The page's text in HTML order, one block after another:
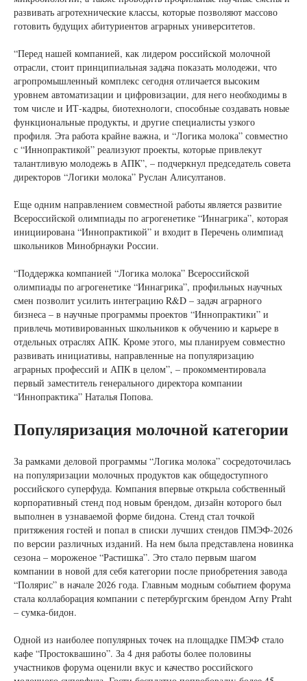
развивать агротехнические классы, которые позволяют массово
готовить будущих абитуриентов аграрных университетов.
“Перед нашей компанией, как лидером российской молочной
отрасли, стоит принципиальная задача показать молодежи, что
агропромышленный комплекс сегодня отличается высоким
уровнем автоматизации и цифровизации, для него необходимы в
том числе и ИТ-кадры, биотехнологи, способные создавать новые
функциональные продукты, и другие специалисты узкого
профиля. Эта работа крайне важна, и “Логика молока” совместно
с “Иннопрактикой” реализуют проекты, которые привлекут
талантливую молодежь в АПК”, – подчеркнул председатель совета
директоров “Логики молока” Руслан Алисултанов.
Еще одним направлением совместной работы является развитие
Всероссийской олимпиады по агрогенетике “Иннагрика”, которая
инициирована “Иннопрактикой” и входит в Перечень олимпиад
школьников Минобрнауки России.
“Поддержка компанией “Логика молока” Всероссийской
олимпиады по агрогенетике “Иннагрика”, профильных научных
смен позволит усилить интеграцию R&D – задач аграрного
бизнеса – в научные программы проектов “Иннопрактики” и
привлечь мотивированных школьников к обучению и карьере в
отдельных отраслях АПК. Кроме этого, мы планируем совместно
развивать инициативы, направленные на популяризацию
аграрных профессий и АПК в целом”, – прокомментировала
первый заместитель генерального директора компании
“Иннопрактика” Наталья Попова.
Популяризация молочной категории
За рамками деловой программы “Логика молока” сосредоточилась
на популяризации молочных продуктов как общедоступного
российского суперфуда. Компания впервые открыла собственный
корпоративный стенд под новым брендом, дизайн которого был
выполнен в узнаваемой форме бидона. Стенд стал точкой
притяжения гостей и попал в списки лучших стендов ПМЭФ-2026
по версии различных изданий. На нем была представлена новинка
сезона – мороженое “Растишка”. Это стало первым шагом
компании в новой для себя категории после приобретения завода
“Полярис” в начале 2026 года. Главным модным событием форума
стала коллаборация компании с петербургским брендом Arny Praht
– сумка-бидон.
Одной из наиболее популярных точек на площадке ПМЭФ стало
кафе “Простоквашино”. За 4 дня работы более половины
участников форума оценили вкус и качество российского